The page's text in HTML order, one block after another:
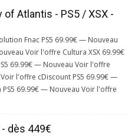
of Atlantis - PS5 / XSX -
Fnac PS5 69.99€ — Nouveau
Voir l'offre Cultura XSX 69.99€
69.99€ — Nouveau Voir l'offre
l'offre cDiscount PS5 69.99€ —
69.99€ — Nouveau Voir l'offre
- dès 449€